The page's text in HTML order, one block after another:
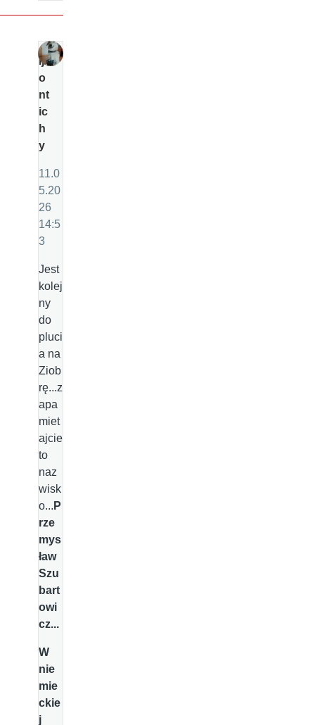
Ij
o
nt
ic
h
y
11.0
5.20
26
14:5
3
Jest
kolej
ny
do
pluci
a na
Ziob
rę...z
apa
miet
ajcie
to
naz
wisk
o... P
rze
mys
ław
Szu
bart
owi
cz...
W
nie
mie
ckie
j